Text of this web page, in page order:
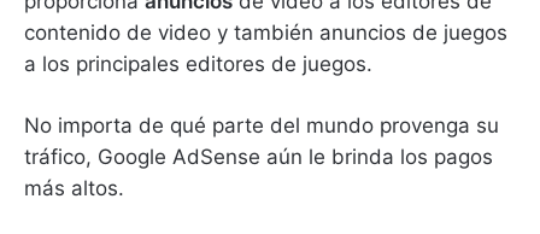
contenido de video y también anuncios de juegos
a los principales editores de juegos.
No importa de qué parte del mundo provenga su
tráfico, Google AdSense aún le brinda los pagos
más altos.